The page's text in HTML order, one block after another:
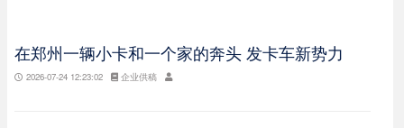
在郑州一辆小卡和一个家的奔头 发卡车新势力
2026-07-24 12:23:02 企业供稿